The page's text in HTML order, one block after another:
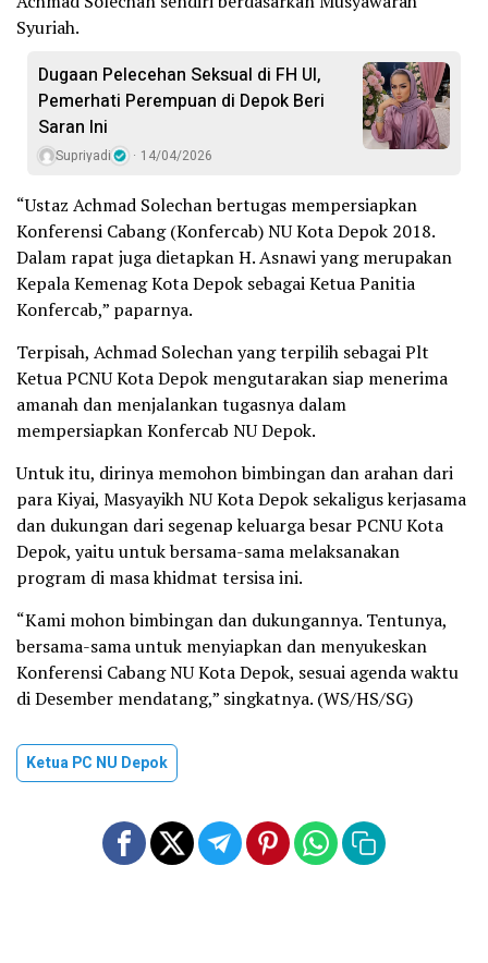
Syuriah.
Dugaan Pelecehan Seksual di FH UI,
Pemerhati Perempuan di Depok Beri
Saran Ini
Supriyadi 14/04/2026
“Ustaz Achmad Solechan bertugas mempersiapkan
Konferensi Cabang (Konfercab) NU Kota Depok 2018.
Dalam rapat juga dietapkan H. Asnawi yang merupakan
Kepala Kemenag Kota Depok sebagai Ketua Panitia
Konfercab,” paparnya.
Terpisah, Achmad Solechan yang terpilih sebagai Plt
Ketua PCNU Kota Depok mengutarakan siap menerima
amanah dan menjalankan tugasnya dalam
mempersiapkan Konfercab NU Depok.
Untuk itu, dirinya memohon bimbingan dan arahan dari
para Kiyai, Masyayikh NU Kota Depok sekaligus kerjasama
dan dukungan dari segenap keluarga besar PCNU Kota
Depok, yaitu untuk bersama-sama melaksanakan
program di masa khidmat tersisa ini.
“Kami mohon bimbingan dan dukungannya. Tentunya,
bersama-sama untuk menyiapkan dan menyukeskan
Konferensi Cabang NU Kota Depok, sesuai agenda waktu
di Desember mendatang,” singkatnya. (WS/HS/SG)
Ketua PC NU Depok